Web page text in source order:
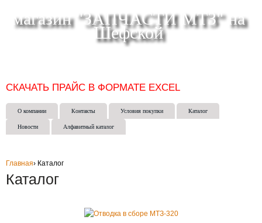
магазин "ЗАПЧАСТИ МТЗ" на
Шефской
СКАЧАТЬ ПРАЙС В ФОРМАТЕ EXCEL
О компании Контакты Условия покупки Каталог
Новости Алфавитный каталог
Главная› Каталог
Каталог